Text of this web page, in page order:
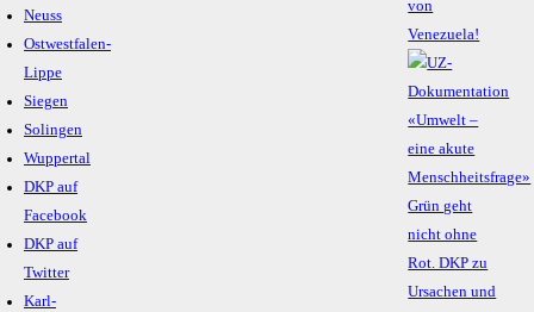
Neuss
Ostwestfalen-
Lippe
Siegen
Solingen
Wuppertal
DKP auf
Facebook
DKP auf
Twitter
Karl-
von
Venezuela!